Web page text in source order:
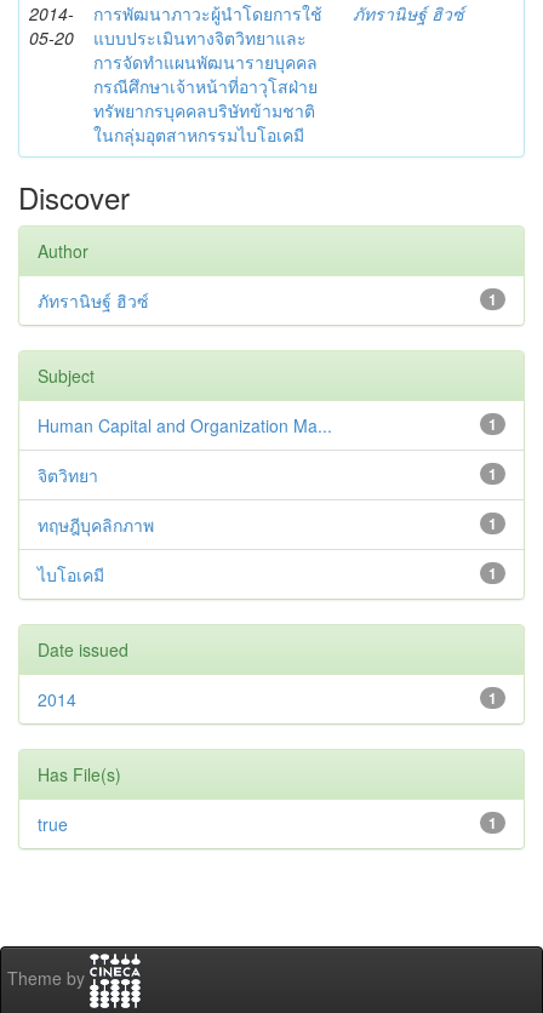
2014-
05-20
การพัฒนาภาวะผู้นำโดยการใช้
แบบประเมินทางจิตวิทยาและ
การจัดทำแผนพัฒนารายบุคคล
กรณีศึกษาเจ้าหน้าที่อาวุโสฝ่าย
ทรัพยากรบุคคลบริษัทข้ามชาติ
ในกลุ่มอุตสาหกรรมไบโอเคมี
ภัทรานิษฐ์ ฮิวซ์
Discover
Author
1
ภัทรานิษฐ์ ฮิวซ์
Subject
1
Human Capital and Organization Ma...
1
จิตวิทยา
1
ทฤษฎีบุคลิกภาพ
1
ไบโอเคมี
Date issued
1
2014
Has File(s)
1
true
Theme by